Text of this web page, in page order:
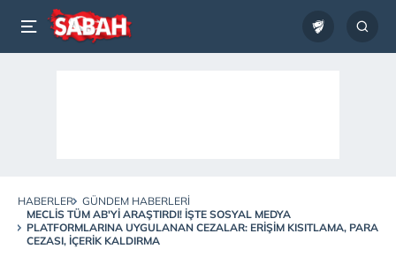
HABERLER
GÜNDEM HABERLERI
MECLIS TÜM AB'YI ARAŞTIRDI! İŞTE SOSYAL MEDYA
PLATFORMLARINA UYGULANAN CEZALAR: ERIŞIM KISITLAMA, PARA
CEZASI, IÇERIK KALDIRMA